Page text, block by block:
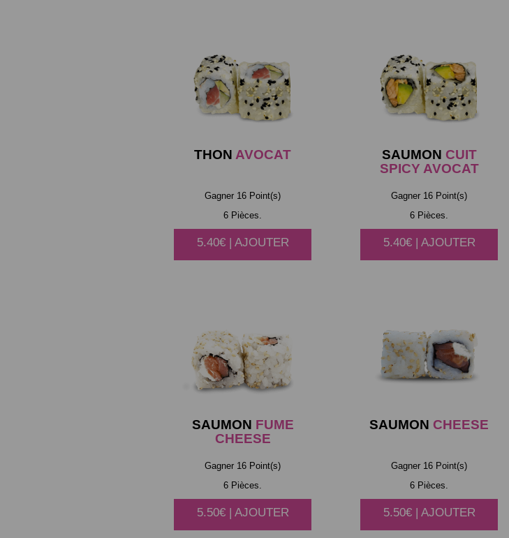
THON AVOCAT
Gagner 16 Point(s)
6 Pièces.
5.40€ | AJOUTER
SAUMON CUIT
SPICY AVOCAT
Gagner 16 Point(s)
6 Pièces.
5.40€ | AJOUTER
SAUMON FUME
CHEESE
Gagner 16 Point(s)
6 Pièces.
5.50€ | AJOUTER
SAUMON CHEESE
Gagner 16 Point(s)
6 Pièces.
5.50€ | AJOUTER